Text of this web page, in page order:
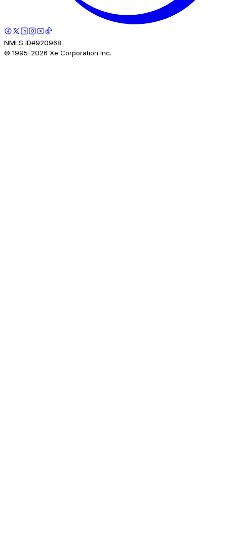
NMLS ID#920968.
© 1995-2026 Xe Corporation Inc.